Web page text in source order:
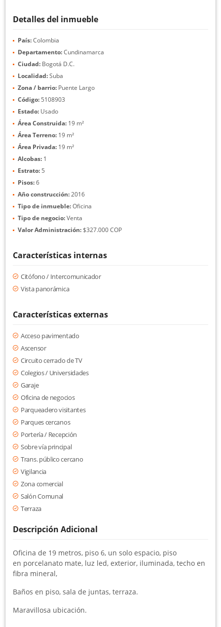
Detalles del inmueble
País:Colombia
Departamento:Cundinamarca
Ciudad: Bogotá D.C.
Localidad:Suba
Zona / barrio: Puente Largo
Código: 5108903
Estado: Usado
Área Construida: 19 m²
Área Terreno: 19 m²
Área Privada: 19 m²
Alcobas: 1
Estrato: 5
Pisos:6
Año construcción:2016
Tipo de inmueble:Oficina
Tipo de negocio:Venta
Valor Administración:$327.000 COP
Características internas
Citófono / Intercomunicador
Vista panorámica
Características externas
Acceso pavimentado
Ascensor
Circuito cerrado de TV
Colegios / Universidades
Garaje
Oficina de negocios
Parqueadero visitantes
Parques cercanos
Portería / Recepción
Sobre vía principal
Trans. público cercano
Vigilancia
Zona comercial
Salón Comunal
Terraza
Descripción Adicional
Oficina de 19 metros, piso 6, un solo espacio, piso
en porcelanato mate, luz led, exterior, iluminada, techo en
fibra mineral,
Baños en piso, sala de juntas, terraza.
Maravillosa ubicación.